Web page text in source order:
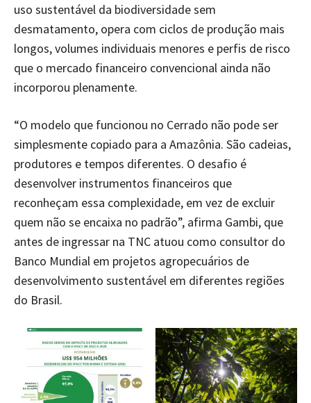
uso sustentável da biodiversidade sem
desmatamento, opera com ciclos de produção mais
longos, volumes individuais menores e perfis de risco
que o mercado financeiro convencional ainda não
incorporou plenamente.
“O modelo que funcionou no Cerrado não pode ser
simplesmente copiado para a Amazônia. São cadeias,
produtores e tempos diferentes. O desafio é
desenvolver instrumentos financeiros que
reconheçam essa complexidade, em vez de excluir
quem não se encaixa no padrão”, afirma Gambi, que
antes de ingressar na TNC atuou como consultor do
Banco Mundial em projetos agropecuários de
desenvolvimento sustentável em diferentes regiões
do Brasil.